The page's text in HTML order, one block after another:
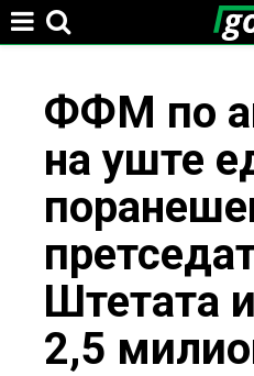
here
ФФМ по
на уште
Штетата
2,5